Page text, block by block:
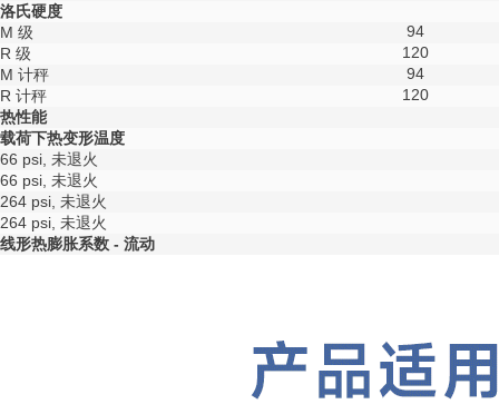
洛氏硬度
M 级
94
R 级
120
M 计秤
94
R 计秤
120
热性能
载荷下热变形温度
66 psi, 未退火
66 psi, 未退火
264 psi, 未退火
264 psi, 未退火
线形热膨胀系数 - 流动